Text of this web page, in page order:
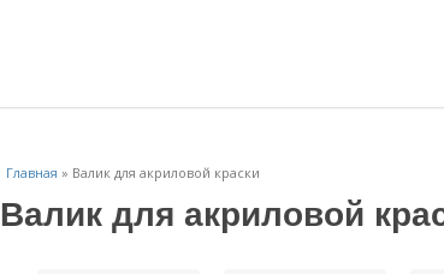
Главная » Валик для акриловой краски
Валик для акриловой